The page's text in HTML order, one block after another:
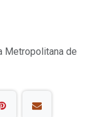
Metropolitana de